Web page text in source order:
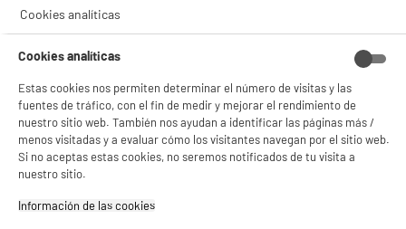
★★★★★
★★★★★
Tirador de cerveza 5L-6L VALBERG VAL-BDMIX
Tipo : Tirador de cerveza
Capacidad (L) : 6 L
tipo : Tirador de cerveza
Pago a
Cookies analíticas
Cookies analíticas
Estas cookies nos permiten determinar el número de visitas y las
fuentes de tráfico, con el fin de medir y mejorar el rendimiento de
nuestro sitio web. También nos ayudan a identificar las páginas más /
menos visitadas y a evaluar cómo los visitantes navegan por el sitio web.
Si no aceptas estas cookies, no seremos notificados de tu visita a
nuestro sitio.
Información de las cookies‎